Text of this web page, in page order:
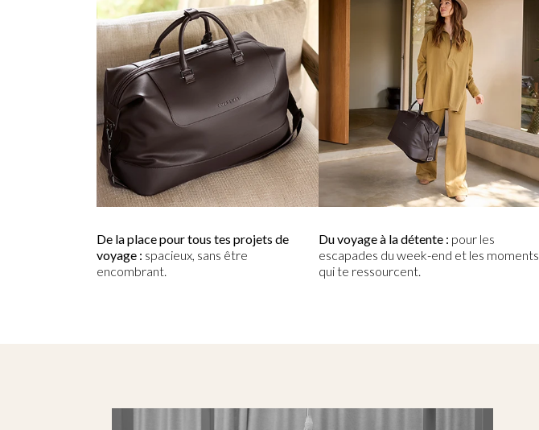
De la place pour tous tes projets de
voyage : spacieux, sans être
encombrant.
Du voyage à la détente : pour les
escapades du week-end et les moments
qui te ressourcent.